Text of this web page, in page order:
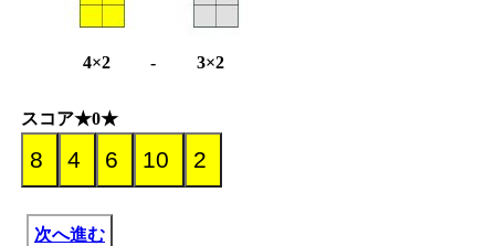
4×2 - 3×2
スコア★0★
次へ進む